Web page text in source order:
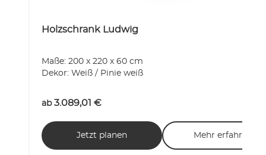
Holzschrank Ludwig
Maße: 200 x 220 x 60 cm
Dekor: Weiß / Pinie weiß
ab 3.089,01 €
Jetzt planen Mehr erfahren